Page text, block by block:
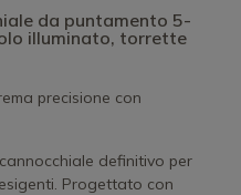
da puntamento 5-
illuminato, torrette
precisione con
definitivo per
Progettato con